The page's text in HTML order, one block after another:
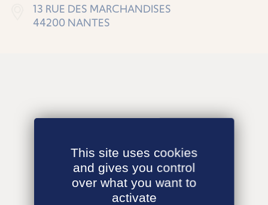
13 RUE DES MARCHANDISES
44200 NANTES
This site uses cookies
and gives you control
over what you want to
activate